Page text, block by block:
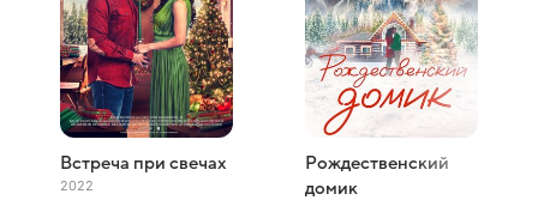
Встреча при свечах
2022
Рождественский
домик